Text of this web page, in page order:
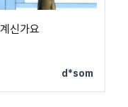
신가요
d*som